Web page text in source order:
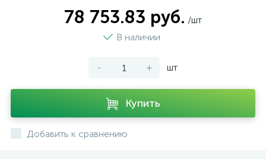
78 753.83 руб. /шт
В наличии
- + шт
Купить
Добавить к сравнению